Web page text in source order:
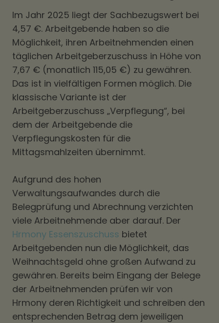
Im Jahr 2025 liegt der Sachbezugswert bei
4,57 €. Arbeitgebende haben so die
Möglichkeit, ihren Arbeitnehmenden einen
täglichen Arbeitgeberzuschuss in Höhe von
7,67 € (monatlich 115,05 €) zu gewähren.
Das ist in vielfältigen Formen möglich. Die
klassische Variante ist der
Arbeitgeberzuschuss „Verpflegung“, bei
dem der Arbeitgebende die
Verpflegungskosten für die
Mittagsmahlzeiten übernimmt.
Aufgrund des hohen
Verwaltungsaufwandes durch die
Belegprüfung und Abrechnung verzichten
viele Arbeitnehmende aber darauf. Der
Hrmony Essenszuschuss bietet
Arbeitgebenden nun die Möglichkeit, das
Weihnachtsgeld ohne großen Aufwand zu
gewähren. Bereits beim Eingang der Belege
der Arbeitnehmenden prüfen wir von
Hrmony deren Richtigkeit und schreiben den
entsprechenden Betrag dem jeweiligen